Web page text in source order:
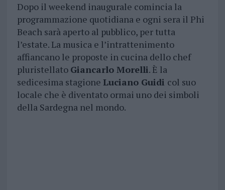
Dopo il weekend inaugurale comincia la
programmazione quotidiana e ogni sera il Phi
Beach sarà aperto al pubblico, per tutta
l’estate. La musica e l’intrattenimento
affiancano le proposte in cucina dello chef
pluristellato Giancarlo Morelli. È la
sedicesima stagione Luciano Guidi col suo
locale che è diventato ormai uno dei simboli
della Sardegna nel mondo.